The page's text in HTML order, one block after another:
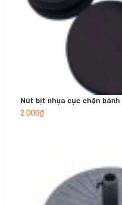
Nút bịt nhựa cục chặn bánh
2.000₫